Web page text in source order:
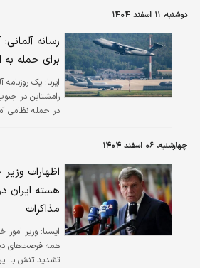
دوشنبه، ۱۱ اسفند ۱۴۰۴
رسانه آلمانی:
برای حمله به
ایرنا: یک روزنامه
رامشتاین در
در حمله نظامی
چهارشنبه، ۰۶ اسفند ۱۴۰۴
اظهارات
هسته ایران
مذاکرات
ايسنا: وزیر امور
همه فرصت‌های
تشدید تنش با